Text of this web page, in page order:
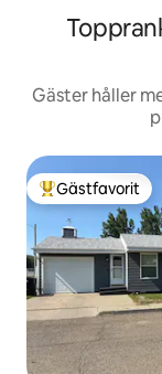
Gäster håller
Populär
Gästfavorit